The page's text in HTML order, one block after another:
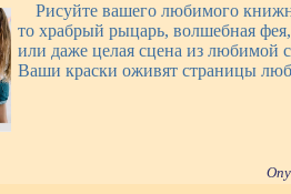
Рисуйте вашего любимого
то храбрый рыцарь, волшебная
или даже целая сцена из любимой
Ваши краски оживят страницы